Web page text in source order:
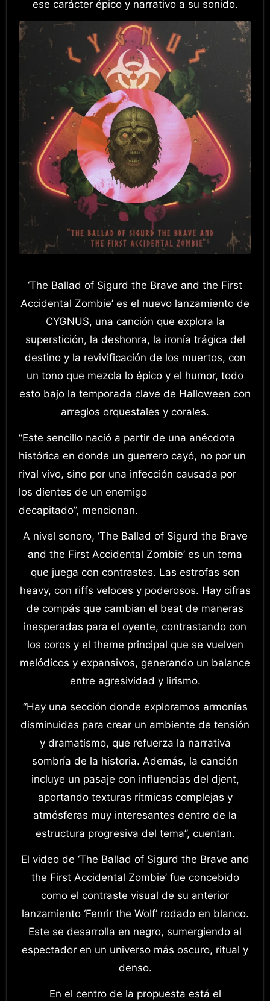
ese carácter épico y narrativo a su sonido.
‘The Ballad of Sigurd the Brave and the First
Accidental Zombie’ es el nuevo lanzamiento de
CYGNUS, una canción que explora la
superstición, la deshonra, la ironía trágica del
destino y la revivificación de los muertos, con
un tono que mezcla lo épico y el humor, todo
esto bajo la temporada clave de Halloween con
arreglos orquestales y corales.
“Este sencillo nació a partir de una anécdota
histórica en donde un guerrero cayó, no por un
rival vivo, sino por una infección causada por
los dientes de un enemigo
decapitado”, mencionan.
A nivel sonoro, ‘The Ballad of Sigurd the Brave
and the First Accidental Zombie’ es un tema
que juega con contrastes. Las estrofas son
heavy, con riffs veloces y poderosos. Hay cifras
de compás que cambian el beat de maneras
inesperadas para el oyente, contrastando con
los coros y el theme principal que se vuelven
melódicos y expansivos, generando un balance
entre agresividad y lirismo.
“Hay una sección donde exploramos armonías
disminuidas para crear un ambiente de tensión
y dramatismo, que refuerza la narrativa
sombría de la historia. Además, la canción
incluye un pasaje con influencias del djent,
aportando texturas rítmicas complejas y
atmósferas muy interesantes dentro de la
estructura progresiva del tema”, cuentan.
El video de ‘The Ballad of Sigurd the Brave and
the First Accidental Zombie’ fue concebido
como el contraste visual de su anterior
lanzamiento ‘Fenrir the Wolf’ rodado en blanco.
Este se desarrolla en negro, sumergiendo al
espectador en un universo más oscuro, ritual y
denso.
En el centro de la propuesta está el